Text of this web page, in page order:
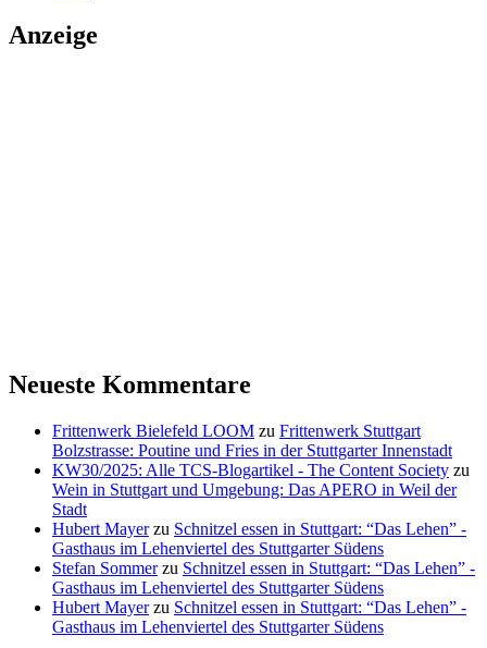
Anzeige
Neueste Kommentare
Frittenwerk Bielefeld LOOM zu Frittenwerk Stuttgart
Bolzstrasse: Poutine und Fries in der Stuttgarter Innenstadt
KW30/2025: Alle TCS-Blogartikel - The Content Society zu
Wein in Stuttgart und Umgebung: Das APERO in Weil der
Stadt
Hubert Mayerzu Schnitzel essen in Stuttgart: “Das Lehen” -
Gasthaus im Lehenviertel des Stuttgarter Südens
Stefan Sommerzu Schnitzel essen in Stuttgart: “Das Lehen” -
Gasthaus im Lehenviertel des Stuttgarter Südens
Hubert Mayerzu Schnitzel essen in Stuttgart: “Das Lehen” -
Gasthaus im Lehenviertel des Stuttgarter Südens